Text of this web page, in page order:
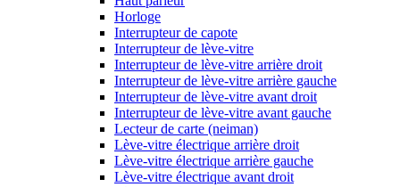
Horloge
Interrupteur de capote
Interrupteur de lève-vitre
Interrupteur de lève-vitre arrière droit
Interrupteur de lève-vitre arrière gauche
Interrupteur de lève-vitre avant droit
Interrupteur de lève-vitre avant gauche
Lecteur de carte (neiman)
Lève-vitre électrique arrière droit
Lève-vitre électrique arrière gauche
Lève-vitre électrique avant droit